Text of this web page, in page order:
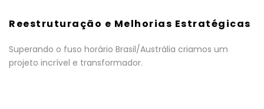
Reestruturação e Melhorias Estratégicas
Superando o fuso horário Brasil/Austrália criamos um
projeto incrível e transformador.